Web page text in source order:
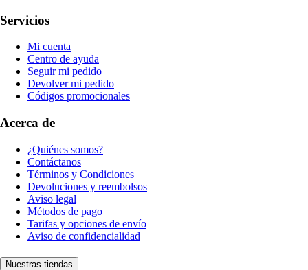
Servicios
Mi cuenta
Centro de ayuda
Seguir mi pedido
Devolver mi pedido
Códigos promocionales
Acerca de
¿Quiénes somos?
Contáctanos
Términos y Condiciones
Devoluciones y reembolsos
Aviso legal
Métodos de pago
Tarifas y opciones de envío
Aviso de confidencialidad
Nuestras tiendas